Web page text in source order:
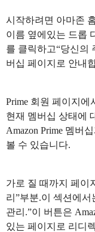
시작하려면 아마존
이름 옆에있는 드롭
를 클릭하고“당신의
버십 페이지로 안내
Prime 회원 페이지에
현재 멤버십 상태에
Amazon Prime 멤버
볼 수 있습니다.
가로 질 때까지 페이
리”부분.이 섹션에
관리.”이 버튼은
있는 페이지로 리디